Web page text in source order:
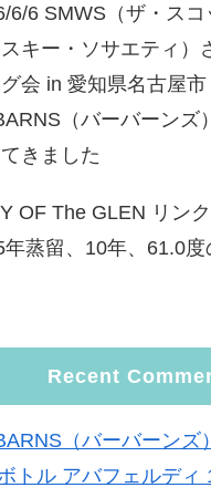
6/6 SMWS（ザ・スコ
キー・ソサエティ）
グ会 in 愛知県名古屋市
（バーバーンズ
きました
OF The GLEN リンク
年蒸留、10年、61.0度
Recent
（バーバーンズ
トル アバフェルディ